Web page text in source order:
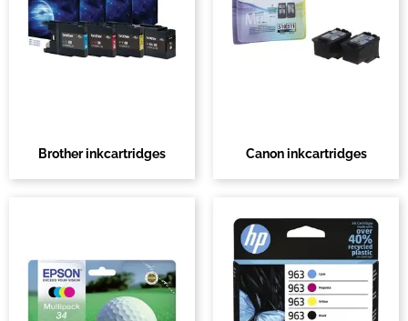
Brother inkcartridges Canon inkcartridges